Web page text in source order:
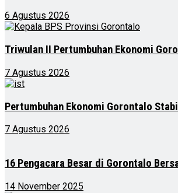
6 Agustus 2026
Triwulan II Pertumbuhan Ekonomi
7 Agustus 2026
Pertumbuhan Ekonomi Gorontalo
7 Agustus 2026
16 Pengacara Besar di Gorontalo
14 November 2025